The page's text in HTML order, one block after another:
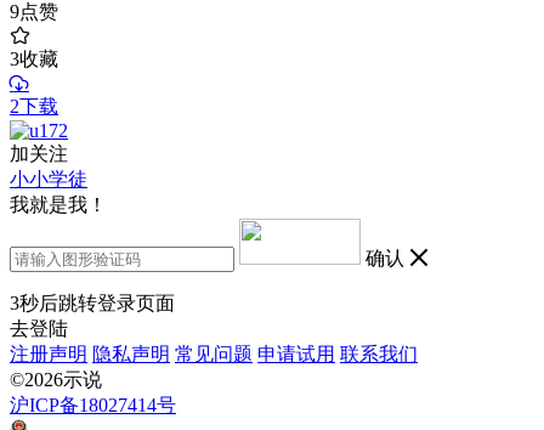
9点赞
3收藏
2下载
加关注
小小学徒
我就是我！
确认
3秒后跳转登录页面
去登陆
注册声明 隐私声明 常见问题 申请试用 联系我们
©2026示说
沪ICP备18027414号